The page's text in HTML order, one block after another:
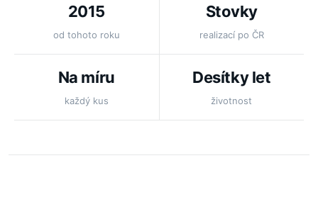
2015
od tohoto roku
Stovky
realizací po ČR
Na míru
každý kus
Desítky let
životnost